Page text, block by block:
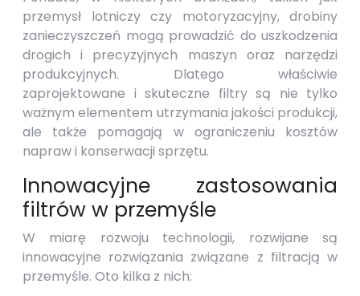
przemysł lotniczy czy motoryzacyjny, drobiny
zanieczyszczeń mogą prowadzić do uszkodzenia
drogich i precyzyjnych maszyn oraz narzędzi
produkcyjnych. Dlatego właściwie
zaprojektowane i skuteczne filtry są nie tylko
ważnym elementem utrzymania jakości produkcji,
ale także pomagają w ograniczeniu kosztów
napraw i konserwacji sprzętu.
Innowacyjne zastosowania
filtrów w przemyśle
W miarę rozwoju technologii, rozwijane są
innowacyjne rozwiązania związane z filtracją w
przemyśle. Oto kilka z nich: